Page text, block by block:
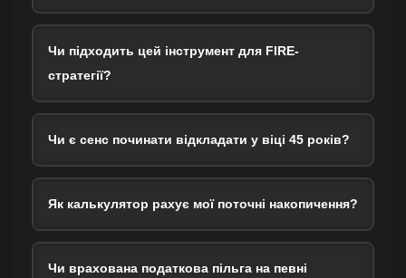
Чи підходить цей інструмент для FIRE-
стратегії?
Чи є сенс починати відкладати у віці 45 років?
Як калькулятор рахує мої поточні накопичення?
Чи врахована податкова пільга на певні